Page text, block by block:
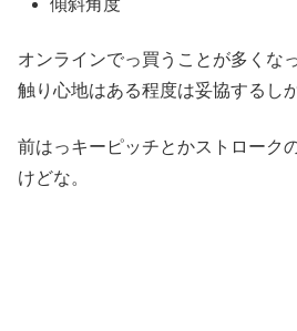
傾斜角度
オンラインでっ買うことが多くな
触り心地はある程度は妥協するし
前はっキーピッチとかストローク
けどな。